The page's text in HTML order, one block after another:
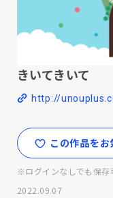
きいてきいて
http://
この作品をお
※ログインなしでも保存
2022.09.07